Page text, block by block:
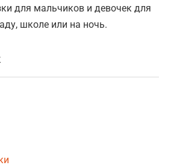
для мальчиков и девочек для
школе или на ночь.